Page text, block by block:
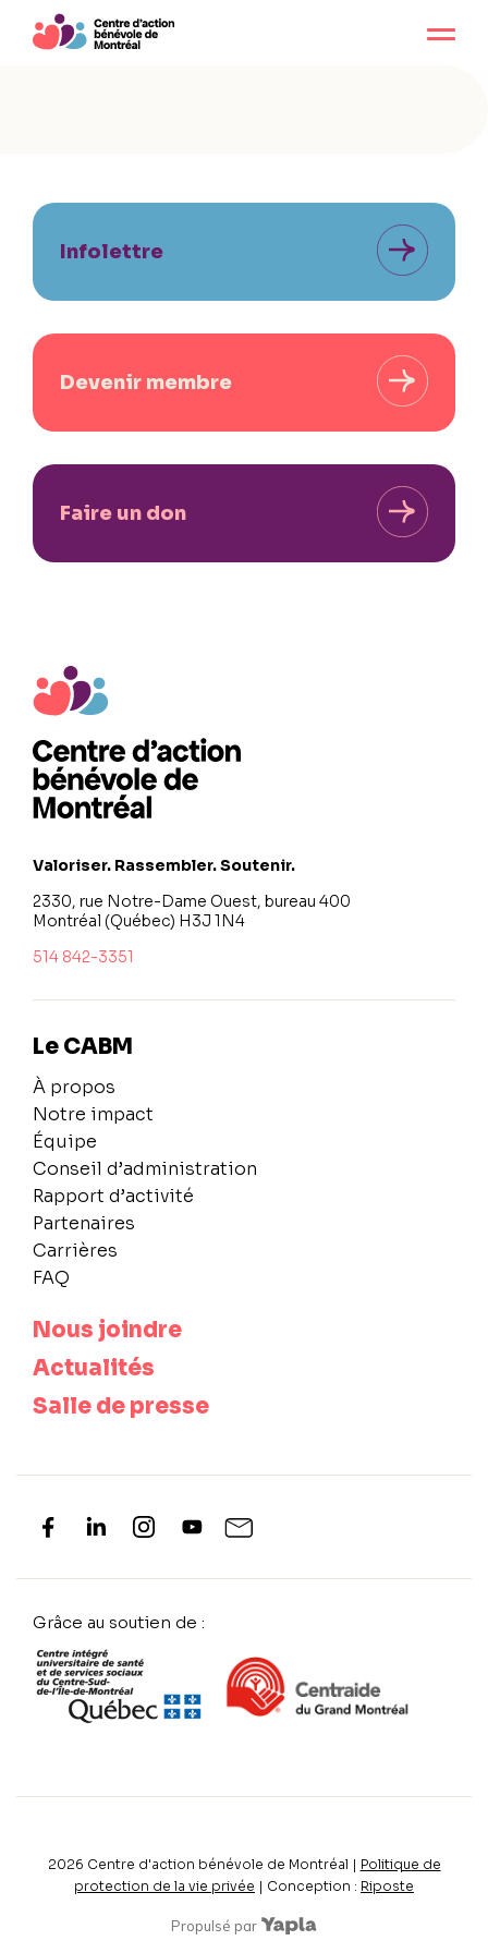
Infolettre
Devenir membre
Faire un don
Valoriser. Rassembler. Soutenir.
2330, rue Notre-Dame Ouest, bureau 400
Montréal (Québec) H3J 1N4
514 842-3351
Le CABM
À propos
Notre impact
Équipe
Conseil d’administration
Rapport d’activité
Partenaires
Carrières
FAQ
Nous joindre
Actualités
Salle de presse
Grâce au soutien de :
2026 Centre d'action bénévole de Montréal | Politique de
protection de la vie privée | Conception : Riposte
Propulsé par